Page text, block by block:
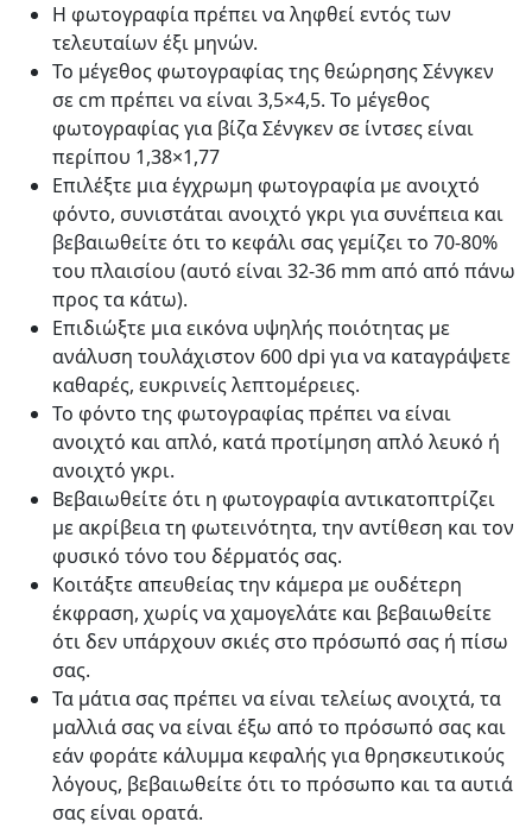
Η φωτογραφία πρέπει να ληφθεί εντός των
τελευταίων έξι μηνών.
Το μέγεθος φωτογραφίας της θεώρησης Σένγκεν
σε cm πρέπει να είναι 3,5×4,5. Το μέγεθος
φωτογραφίας για βίζα Σένγκεν σε ίντσες είναι
περίπου 1,38×1,77
Επιλέξτε μια έγχρωμη φωτογραφία με ανοιχτό
φόντο, συνιστάται ανοιχτό γκρι για συνέπεια και
βεβαιωθείτε ότι το κεφάλι σας γεμίζει το 70-80%
του πλαισίου (αυτό είναι 32-36 mm από από πάνω
προς τα κάτω).
Επιδιώξτε μια εικόνα υψηλής ποιότητας με
ανάλυση τουλάχιστον 600 dpi για να καταγράψετε
καθαρές, ευκρινείς λεπτομέρειες.
Το φόντο της φωτογραφίας πρέπει να είναι
ανοιχτό και απλό, κατά προτίμηση απλό λευκό ή
ανοιχτό γκρι.
Βεβαιωθείτε ότι η φωτογραφία αντικατοπτρίζει
με ακρίβεια τη φωτεινότητα, την αντίθεση και τον
φυσικό τόνο του δέρματός σας.
Κοιτάξτε απευθείας την κάμερα με ουδέτερη
έκφραση, χωρίς να χαμογελάτε και βεβαιωθείτε
ότι δεν υπάρχουν σκιές στο πρόσωπό σας ή πίσω
σας.
Τα μάτια σας πρέπει να είναι τελείως ανοιχτά, τα
μαλλιά σας να είναι έξω από το πρόσωπό σας και
εάν φοράτε κάλυμμα κεφαλής για θρησκευτικούς
λόγους, βεβαιωθείτε ότι το πρόσωπο και τα αυτιά
σας είναι ορατά.